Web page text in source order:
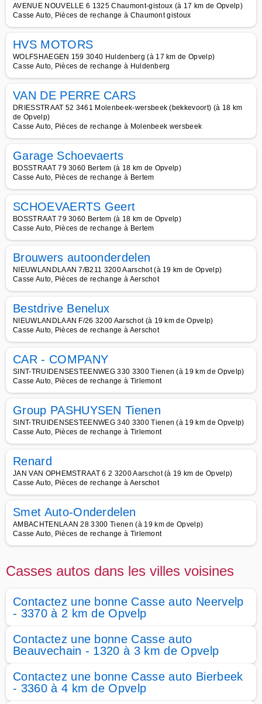
AVENUE NOUVELLE 6 1325 Chaumont-gistoux (à 17 km de Opvelp)
Casse Auto, Pièces de rechange à Chaumont gistoux
HVS MOTORS
WOLFSHAEGEN 159 3040 Huldenberg (à 17 km de Opvelp)
Casse Auto, Pièces de rechange à Huldenberg
VAN DE PERRE CARS
DRIESSTRAAT 52 3461 Molenbeek-wersbeek (bekkevoort) (à 18 km
de Opvelp)
Casse Auto, Pièces de rechange à Molenbeek wersbeek
Garage Schoevaerts
BOSSTRAAT 79 3060 Bertem (à 18 km de Opvelp)
Casse Auto, Pièces de rechange à Bertem
SCHOEVAERTS Geert
BOSSTRAAT 79 3060 Bertem (à 18 km de Opvelp)
Casse Auto, Pièces de rechange à Bertem
Brouwers autoonderdelen
NIEUWLANDLAAN 7/B211 3200 Aarschot (à 19 km de Opvelp)
Casse Auto, Pièces de rechange à Aerschot
Bestdrive Benelux
NIEUWLANDLAAN F/26 3200 Aarschot (à 19 km de Opvelp)
Casse Auto, Pièces de rechange à Aerschot
CAR - COMPANY
SINT-TRUIDENSESTEENWEG 330 3300 Tienen (à 19 km de Opvelp)
Casse Auto, Pièces de rechange à Tirlemont
Group PASHUYSEN Tienen
SINT-TRUIDENSESTEENWEG 340 3300 Tienen (à 19 km de Opvelp)
Casse Auto, Pièces de rechange à Tirlemont
Renard
JAN VAN OPHEMSTRAAT 6 2 3200 Aarschot (à 19 km de Opvelp)
Casse Auto, Pièces de rechange à Aerschot
Smet Auto-Onderdelen
AMBACHTENLAAN 28 3300 Tienen (à 19 km de Opvelp)
Casse Auto, Pièces de rechange à Tirlemont
Casses autos dans les villes voisines
Contactez une bonne Casse auto Neervelp
- 3370 à 2 km de Opvelp
Contactez une bonne Casse auto
Beauvechain - 1320 à 3 km de Opvelp
Contactez une bonne Casse auto Bierbeek
- 3360 à 4 km de Opvelp